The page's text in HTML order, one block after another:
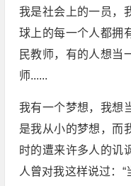
我是社会上的一员，
球上的每一个人都拥
民教师，有的人想当
师......
我有一个梦想，我想
是我从小的梦想，而
时的遭来许多人的讥
人曾对我这样说过：“